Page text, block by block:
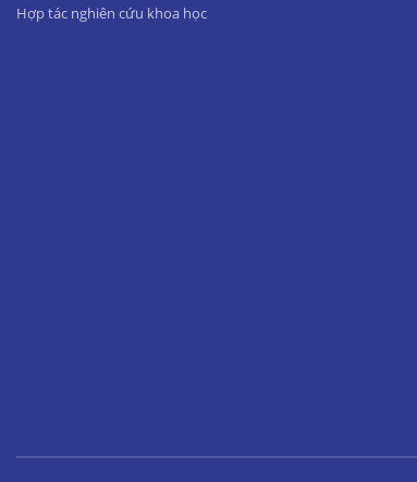
Hợp tác nghiên cứu khoa học